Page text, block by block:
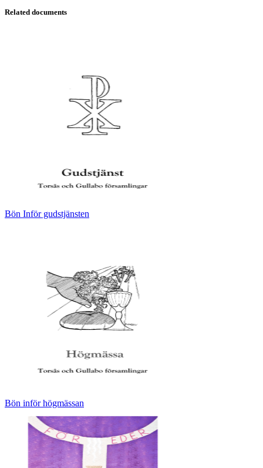
Related documents
Bön Inför gudstjänsten
Bön inför högmässan